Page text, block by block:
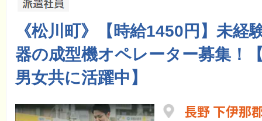
《松川町》【時給1450円】未経
器の成型機オペレーター募集！
男女共に活躍中】
長野 下伊那